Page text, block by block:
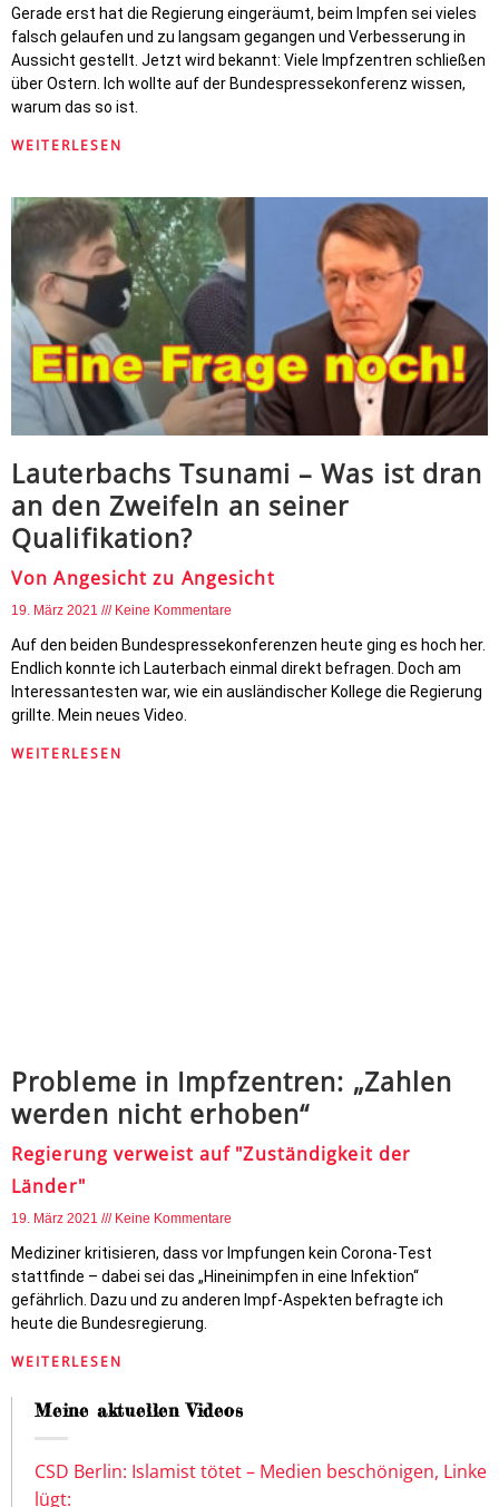
Gerade erst hat die Regierung eingeräumt, beim Impfen sei vieles
falsch gelaufen und zu langsam gegangen und Verbesserung in
Aussicht gestellt. Jetzt wird bekannt: Viele Impfzentren schließen
über Ostern. Ich wollte auf der Bundespressekonferenz wissen,
warum das so ist.
WEITERLESEN
Lauterbachs Tsunami – Was ist dran
an den Zweifeln an seiner
Qualifikation?
Von Angesicht zu Angesicht
19. März 2021 Keine Kommentare
Auf den beiden Bundespressekonferenzen heute ging es hoch her.
Endlich konnte ich Lauterbach einmal direkt befragen. Doch am
Interessantesten war, wie ein ausländischer Kollege die Regierung
grillte. Mein neues Video.
WEITERLESEN
Probleme in Impfzentren: „Zahlen
werden nicht erhoben“
Regierung verweist auf "Zuständigkeit der
Länder"
19. März 2021 Keine Kommentare
Mediziner kritisieren, dass vor Impfungen kein Corona-Test
stattfinde – dabei sei das „Hineinimpfen in eine Infektion“
gefährlich. Dazu und zu anderen Impf-Aspekten befragte ich
heute die Bundesregierung.
WEITERLESEN
Meine aktuellen Videos
CSD Berlin: Islamist tötet – Medien beschönigen, Linke
lügt: